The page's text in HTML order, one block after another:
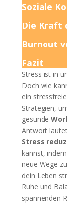
Soziale
Die Kraft
Burnout
Fazit
Stress ist in
Doch wie
ein
Strategien,
gesunde
Antwort
Stress
kannst,
neue Wege
dein Leben
Ruhe und
spannenden